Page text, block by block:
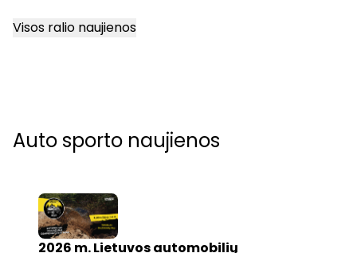
Visos ralio naujienos
Auto sporto naujienos
2026 m. Lietuvos automobilių